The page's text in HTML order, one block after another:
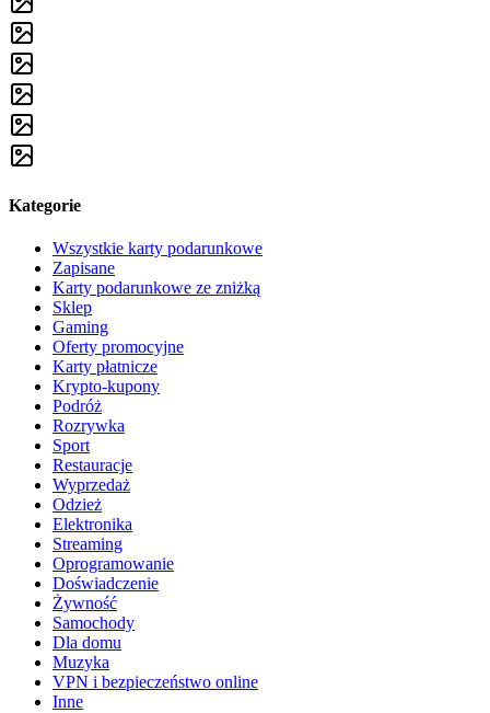
Kategorie
Wszystkie karty podarunkowe
Zapisane
Karty podarunkowe ze zniżką
Sklep
Gaming
Oferty promocyjne
Karty płatnicze
Krypto-kupony
Podróż
Rozrywka
Sport
Restauracje
Wyprzedaż
Odzież
Elektronika
Streaming
Oprogramowanie
Doświadczenie
Żywność
Samochody
Dla domu
Muzyka
VPN i bezpieczeństwo online
Inne